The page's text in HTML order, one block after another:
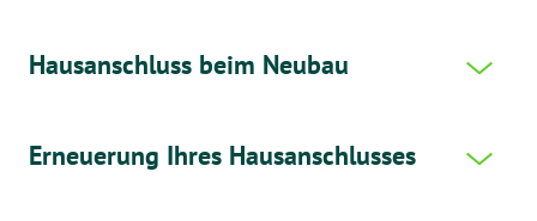
Hausanschluss beim Neubau
Erneuerung Ihres Hausanschlusses